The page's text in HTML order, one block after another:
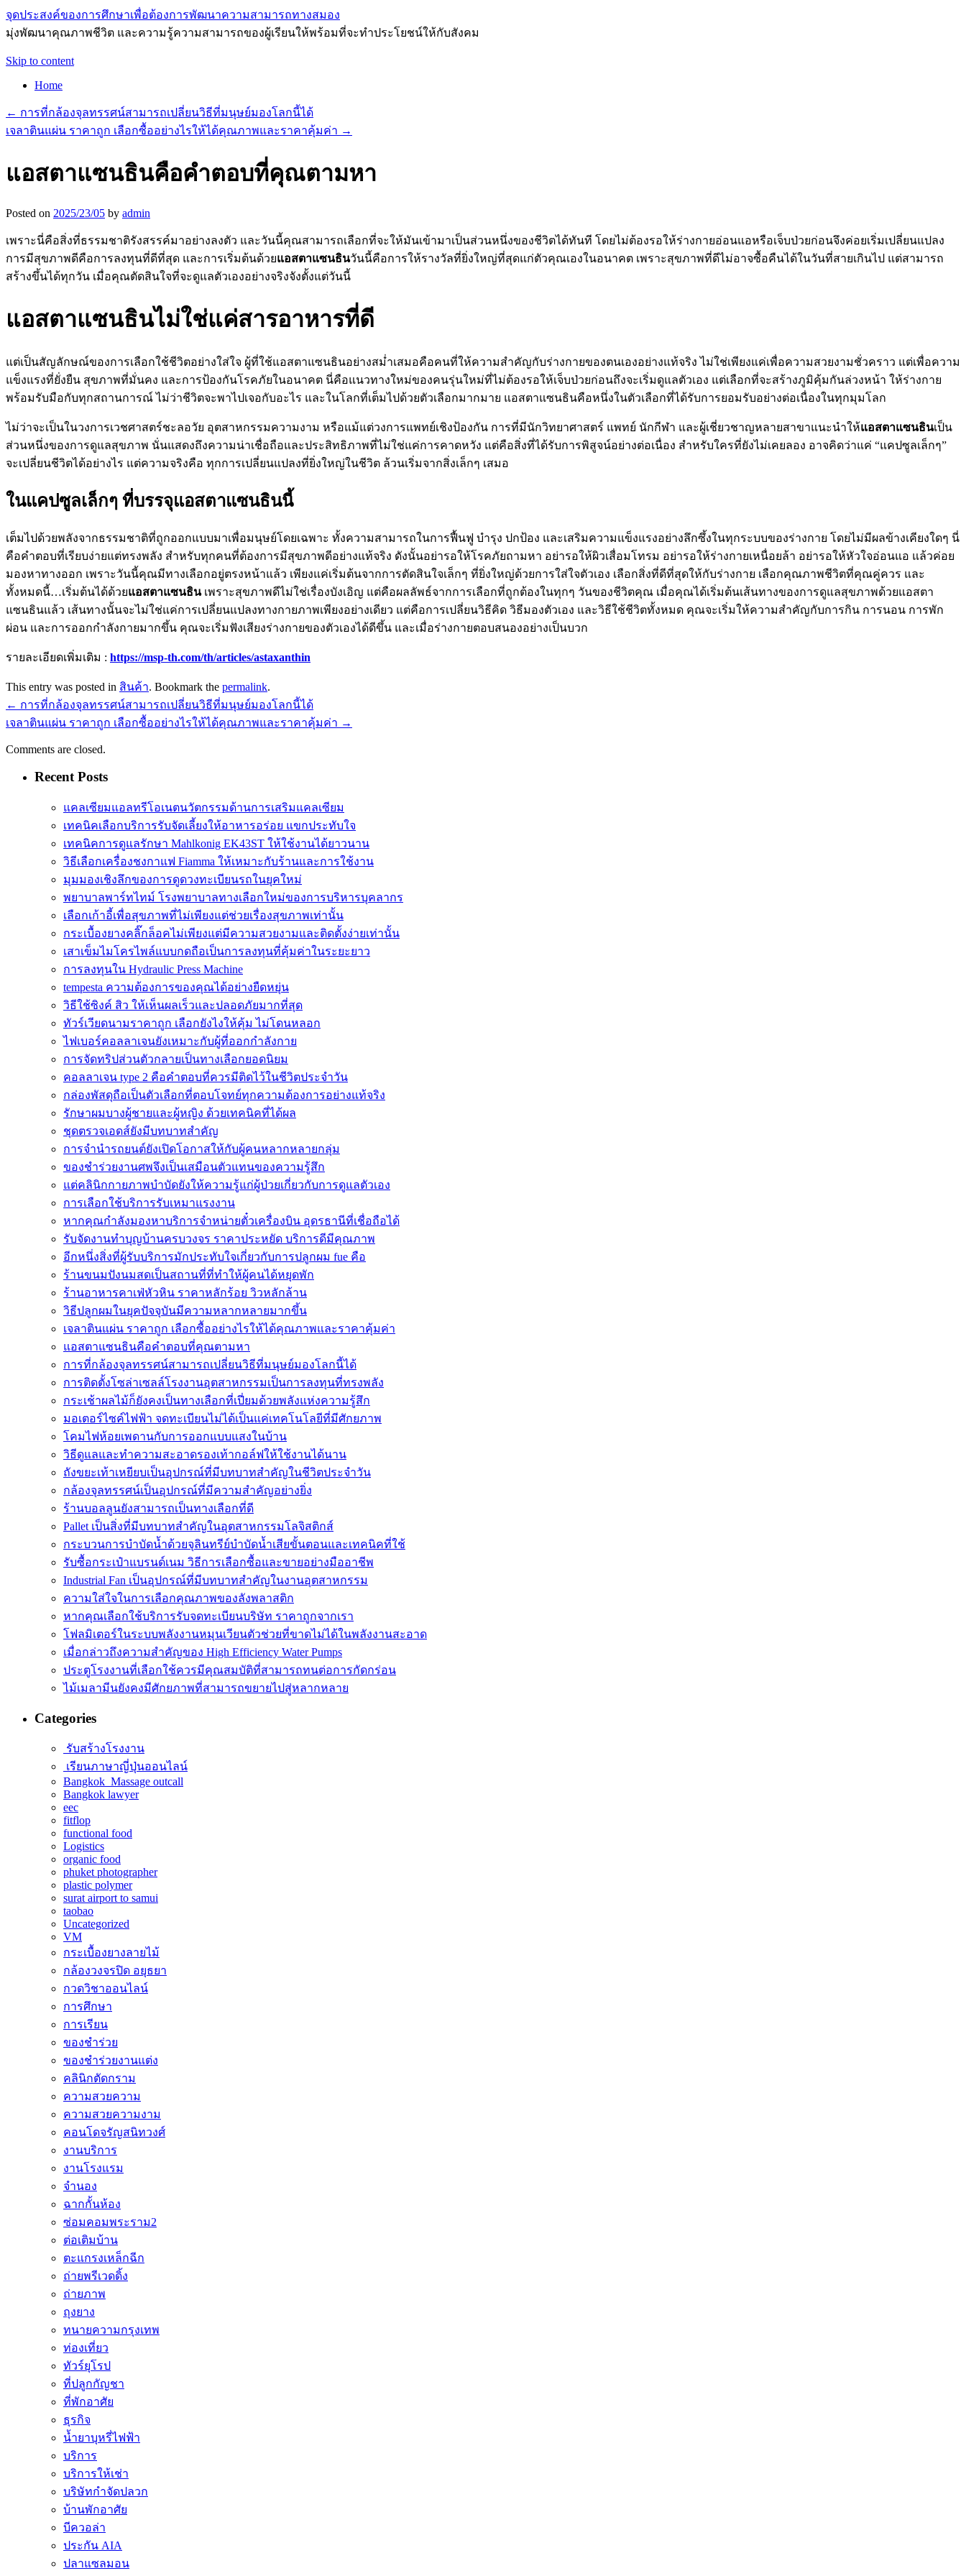
จุดประสงค์ของการศึกษาเพื่อต้องการพัฒนาความสามารถทางสมอง
มุ่งพัฒนาคุณภาพชีวิต และความรู้ความสามารถของผู้เรียนให้พร้อมที่จะทำประโยชน์ให้กับสังคม
Skip to content
Home
← การที่กล้องจุลทรรศน์สามารถเปลี่ยนวิธีที่มนุษย์มองโลกนี้ได้
เจลาตินแผ่น ราคาถูก เลือกซื้ออย่างไรให้ได้คุณภาพและราคาคุ้มค่า →
แอสตาแซนธินคือคำตอบที่คุณตามหา
Posted on 2025/23/05 by admin
เพราะนี่คือสิ่งที่ธรรมชาติรังสรรค์มาอย่างลงตัว และวันนี้คุณสามารถเลือกที่จะให้มันเข้ามาเป็นส่วนหนึ่งของชีวิตได้ทันที โดยไม่ต้องรอให้ร่างกายอ่อนแอหรือเจ็บป่วยก่อนจึงค่อยเริ่มเปลี่ยนแปลง
การมีสุขภาพดีคือการลงทุนที่ดีที่สุด และการเริ่มต้นด้วยแอสตาแซนธินวันนี้คือการให้รางวัลที่ยิ่งใหญ่ที่สุดแก่ตัวคุณเองในอนาคต เพราะสุขภาพที่ดีไม่อาจซื้อคืนได้ในวันที่สายเกินไป แต่สามารถ
สร้างขึ้นได้ทุกวัน เมื่อคุณตัดสินใจที่จะดูแลตัวเองอย่างจริงจังตั้งแต่วันนี้
แอสตาแซนธินไม่ใช่แค่สารอาหารที่ดี
แต่เป็นสัญลักษณ์ของการเลือกใช้ชีวิตอย่างใส่ใจ ผู้ที่ใช้แอสตาแซนธินอย่างสม่ำเสมอคือคนที่ให้ความสำคัญกับร่างกายของตนเองอย่างแท้จริง ไม่ใช่เพียงแค่เพื่อความสวยงามชั่วคราว แต่เพื่อความ
แข็งแรงที่ยั่งยืน สุขภาพที่มั่นคง และการป้องกันโรคภัยในอนาคต นี่คือแนวทางใหม่ของคนรุ่นใหม่ที่ไม่ต้องรอให้เจ็บป่วยก่อนถึงจะเริ่มดูแลตัวเอง แต่เลือกที่จะสร้างภูมิคุ้มกันล่วงหน้า ให้ร่างกาย
พร้อมรับมือกับทุกสถานการณ์ ไม่ว่าชีวิตจะพาไปเจอกับอะไร และในโลกที่เต็มไปด้วยตัวเลือกมากมาย แอสตาแซนธินคือหนึ่งในตัวเลือกที่ได้รับการยอมรับอย่างต่อเนื่องในทุกมุมโลก
ไม่ว่าจะเป็นในวงการเวชศาสตร์ชะลอวัย อุตสาหกรรมความงาม หรือแม้แต่วงการแพทย์เชิงป้องกัน การที่มีนักวิทยาศาสตร์ แพทย์ นักกีฬา และผู้เชี่ยวชาญหลายสาขาแนะนำให้แอสตาแซนธินเป็น
ส่วนหนึ่งของการดูแลสุขภาพ นั่นแสดงถึงความน่าเชื่อถือและประสิทธิภาพที่ไม่ใช่แค่การคาดหวัง แต่คือสิ่งที่ได้รับการพิสูจน์อย่างต่อเนื่อง สำหรับใครที่ยังไม่เคยลอง อาจคิดว่าแค่ “แคปซูลเล็กๆ”
จะเปลี่ยนชีวิตได้อย่างไร แต่ความจริงคือ ทุกการเปลี่ยนแปลงที่ยิ่งใหญ่ในชีวิต ล้วนเริ่มจากสิ่งเล็กๆ เสมอ
ในแคปซูลเล็กๆ ที่บรรจุแอสตาแซนธินนี้
เต็มไปด้วยพลังจากธรรมชาติที่ถูกออกแบบมาเพื่อมนุษย์โดยเฉพาะ ทั้งความสามารถในการฟื้นฟู บำรุง ปกป้อง และเสริมความแข็งแรงอย่างลึกซึ้งในทุกระบบของร่างกาย โดยไม่มีผลข้างเคียงใดๆ นี่
คือคำตอบที่เรียบง่ายแต่ทรงพลัง สำหรับทุกคนที่ต้องการมีสุขภาพดีอย่างแท้จริง ดังนั้นอย่ารอให้โรคภัยถามหา อย่ารอให้ผิวเสื่อมโทรม อย่ารอให้ร่างกายเหนื่อยล้า อย่ารอให้หัวใจอ่อนแอ แล้วค่อย
มองหาทางออก เพราะวันนี้คุณมีทางเลือกอยู่ตรงหน้าแล้ว เพียงแค่เริ่มต้นจากการตัดสินใจเล็กๆ ที่ยิ่งใหญ่ด้วยการใส่ใจตัวเอง เลือกสิ่งที่ดีที่สุดให้กับร่างกาย เลือกคุณภาพชีวิตที่คุณคู่ควร และ
ทั้งหมดนี้…เริ่มต้นได้ด้วยแอสตาแซนธินเพราะสุขภาพดีไม่ใช่เรื่องบังเอิญ แต่คือผลลัพธ์จากการเลือกที่ถูกต้องในทุกๆ วันของชีวิตคุณ เมื่อคุณได้เริ่มต้นเส้นทางของการดูแลสุขภาพด้วยแอสตา
แซนธินแล้ว เส้นทางนั้นจะไม่ใช่แค่การเปลี่ยนแปลงทางกายภาพเพียงอย่างเดียว แต่คือการเปลี่ยนวิธีคิด วิธีมองตัวเอง และวิธีใช้ชีวิตทั้งหมด คุณจะเริ่มให้ความสำคัญกับการกิน การนอน การพัก
ผ่อน และการออกกำลังกายมากขึ้น คุณจะเริ่มฟังเสียงร่างกายของตัวเองได้ดีขึ้น และเมื่อร่างกายตอบสนองอย่างเป็นบวก
รายละเอียดเพิ่มเติม : https://msp-th.com/th/articles/astaxanthin
This entry was posted in สินค้า. Bookmark the permalink.
← การที่กล้องจุลทรรศน์สามารถเปลี่ยนวิธีที่มนุษย์มองโลกนี้ได้
เจลาตินแผ่น ราคาถูก เลือกซื้ออย่างไรให้ได้คุณภาพและราคาคุ้มค่า →
Comments are closed.
Recent Posts
แคลเซียมแอลทรีโอเนตนวัตกรรมด้านการเสริมแคลเซียม
เทคนิคเลือกบริการรับจัดเลี้ยงให้อาหารอร่อย แขกประทับใจ
เทคนิคการดูแลรักษา Mahlkonig EK43ST ให้ใช้งานได้ยาวนาน
วิธีเลือกเครื่องชงกาแฟ Fiamma ให้เหมาะกับร้านและการใช้งาน
มุมมองเชิงลึกของการดูดวงทะเบียนรถในยุคใหม่
พยาบาลพาร์ทไทม์ โรงพยาบาลทางเลือกใหม่ของการบริหารบุคลากร
เลือกเก้าอี้เพื่อสุขภาพที่ไม่เพียงแต่ช่วยเรื่องสุขภาพเท่านั้น
กระเบื้องยางคลิ๊กล็อคไม่เพียงแต่มีความสวยงามและติดตั้งง่ายเท่านั้น
เสาเข็มไมโครไพล์แบบกดถือเป็นการลงทุนที่คุ้มค่าในระยะยาว
การลงทุนใน Hydraulic Press Machine
tempesta ความต้องการของคุณได้อย่างยืดหยุ่น
วิธีใช้ซิงค์ สิว ให้เห็นผลเร็วและปลอดภัยมากที่สุด
ทัวร์เวียดนามราคาถูก เลือกยังไงให้คุ้ม ไม่โดนหลอก
ไฟเบอร์คอลลาเจนยังเหมาะกับผู้ที่ออกกำลังกาย
การจัดทริปส่วนตัวกลายเป็นทางเลือกยอดนิยม
คอลลาเจน type 2 คือคำตอบที่ควรมีติดไว้ในชีวิตประจำวัน
กล่องพัสดุถือเป็นตัวเลือกที่ตอบโจทย์ทุกความต้องการอย่างแท้จริง
รักษาผมบางผู้ชายและผู้หญิง ด้วยเทคนิคที่ได้ผล
ชุดตรวจเอดส์ยังมีบทบาทสำคัญ
การจำนำรถยนต์ยังเปิดโอกาสให้กับผู้คนหลากหลายกลุ่ม
ของชำร่วยงานศพจึงเป็นเสมือนตัวแทนของความรู้สึก
แต่คลินิกกายภาพบำบัดยังให้ความรู้แก่ผู้ป่วยเกี่ยวกับการดูแลตัวเอง
การเลือกใช้บริการรับเหมาแรงงาน
หากคุณกำลังมองหาบริการจำหน่ายตั๋วเครื่องบิน อุดรธานีที่เชื่อถือได้
รับจัดงานทำบุญบ้านครบวงจร ราคาประหยัด บริการดีมีคุณภาพ
อีกหนึ่งสิ่งที่ผู้รับบริการมักประทับใจเกี่ยวกับการปลูกผม fue คือ
ร้านขนมปังนมสดเป็นสถานที่ที่ทำให้ผู้คนได้หยุดพัก
ร้านอาหารคาเฟ่หัวหิน ราคาหลักร้อย วิวหลักล้าน
วิธีปลูกผมในยุคปัจจุบันมีความหลากหลายมากขึ้น
เจลาตินแผ่น ราคาถูก เลือกซื้ออย่างไรให้ได้คุณภาพและราคาคุ้มค่า
แอสตาแซนธินคือคำตอบที่คุณตามหา
การที่กล้องจุลทรรศน์สามารถเปลี่ยนวิธีที่มนุษย์มองโลกนี้ได้
การติดตั้งโซล่าเซลล์โรงงานอุตสาหกรรมเป็นการลงทุนที่ทรงพลัง
กระเช้าผลไม้ก็ยังคงเป็นทางเลือกที่เปี่ยมด้วยพลังแห่งความรู้สึก
มอเตอร์ไซค์ไฟฟ้า จดทะเบียนไม่ได้เป็นแค่เทคโนโลยีที่มีศักยภาพ
โคมไฟห้อยเพดานกับการออกแบบแสงในบ้าน
วิธีดูแลและทำความสะอาดรองเท้ากอล์ฟให้ใช้งานได้นาน
ถังขยะเท้าเหยียบเป็นอุปกรณ์ที่มีบทบาทสำคัญในชีวิตประจำวัน
กล้องจุลทรรศน์เป็นอุปกรณ์ที่มีความสำคัญอย่างยิ่ง
ร้านบอลลูนยังสามารถเป็นทางเลือกที่ดี
Pallet เป็นสิ่งที่มีบทบาทสำคัญในอุตสาหกรรมโลจิสติกส์
กระบวนการบำบัดน้ำด้วยจุลินทรีย์บำบัดน้ำเสียขั้นตอนและเทคนิคที่ใช้
รับซื้อกระเป๋าแบรนด์เนม วิธีการเลือกซื้อและขายอย่างมืออาชีพ
Industrial Fan เป็นอุปกรณ์ที่มีบทบาทสำคัญในงานอุตสาหกรรม
ความใส่ใจในการเลือกคุณภาพของลังพลาสติก
หากคุณเลือกใช้บริการรับจดทะเบียนบริษัท ราคาถูกจากเรา
โฟลมิเตอร์ในระบบพลังงานหมุนเวียนตัวช่วยที่ขาดไม่ได้ในพลังงานสะอาด
เมื่อกล่าวถึงความสำคัญของ High Efficiency Water Pumps
ประตูโรงงานที่เลือกใช้ควรมีคุณสมบัติที่สามารถทนต่อการกัดกร่อน
ไม้เมลามีนยังคงมีศักยภาพที่สามารถขยายไปสู่หลากหลาย
Categories
รับสร้างโรงงาน
เรียนภาษาญี่ปุ่นออนไลน์
Bangkok Massage outcall
Bangkok lawyer
eec
fitflop
functional food
Logistics
organic food
phuket photographer
plastic polymer
surat airport to samui
taobao
Uncategorized
VM
กระเบื้องยางลายไม้
กล้องวงจรปิด อยุธยา
กวดวิชาออนไลน์
การศึกษา
การเรียน
ของชำร่วย
ของชำร่วยงานแต่ง
คลินิกตัดกราม
ความสวยความ
ความสวยความงาม
คอนโดจรัญสนิทวงศ์
งานบริการ
งานโรงแรม
จำนอง
ฉากกั้นห้อง
ซ่อมคอมพระราม2
ต่อเติมบ้าน
ตะแกรงเหล็กฉีก
ถ่ายพรีเวดดิ้ง
ถ่ายภาพ
ถุงยาง
ทนายความกรุงเทพ
ท่องเที่ยว
ทัวร์ยุโรป
ที่ปลูกกัญชา
ที่พักอาศัย
ธุรกิจ
น้ำยาบุหรี่ไฟฟ้า
บริการ
บริการให้เช่า
บริษัทกำจัดปลวก
บ้านพักอาศัย
บีควอล่า
ประกัน AIA
ปลาแซลมอน